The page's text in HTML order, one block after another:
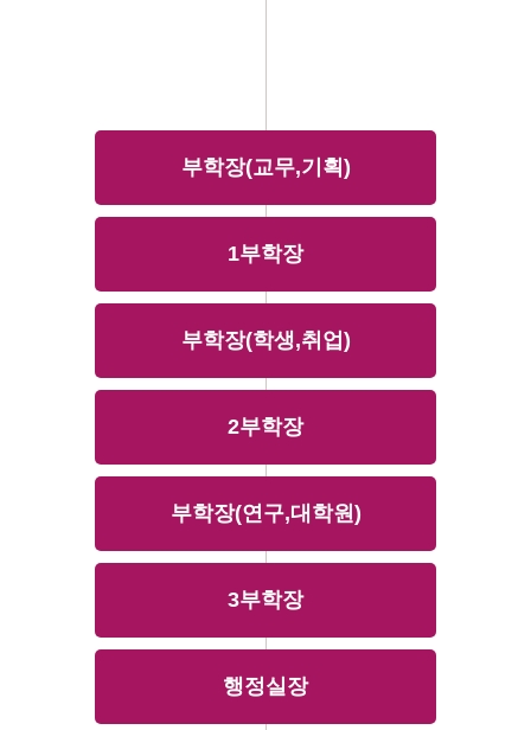
부학장(교무,기획)
1부학장
부학장(학생,취업)
2부학장
부학장(연구,대학원)
3부학장
행정실장